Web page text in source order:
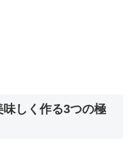
しく作る3つの極